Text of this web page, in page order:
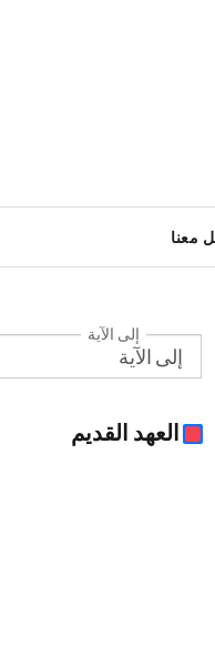
معنا
إلى الآية
العهد القديم